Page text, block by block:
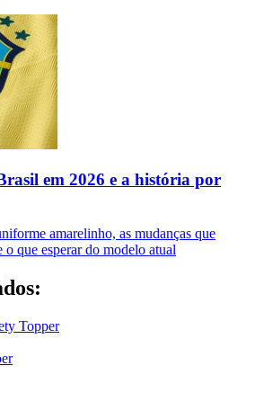
em 2026 e a história por
amarelinho, as mudanças que
o que esperar do modelo atual
Topper